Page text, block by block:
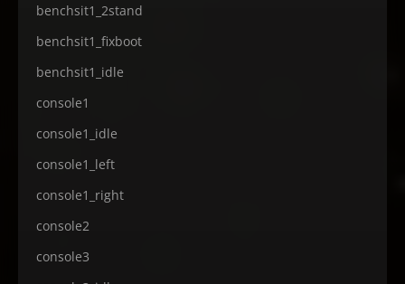
benchsit1_2stand
benchsit1_fixboot
benchsit1_idle
console1
console1_idle
console1_left
console1_right
console2
console3